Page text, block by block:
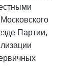
Партии,